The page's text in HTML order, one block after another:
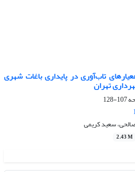
تاب‌آوری در پایداری باغات شهری
تهران
107-128
سعید کریمی
2.43 M